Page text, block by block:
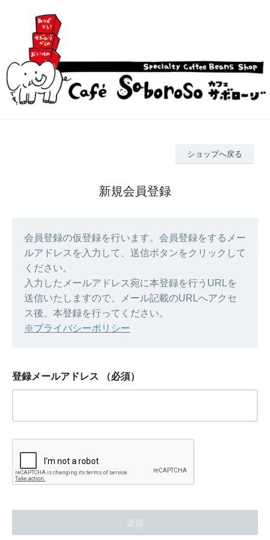
ショップへ戻る
新規会員登録
会員登録の仮登録を行います。会員登録をするメー
ルアドレスを入力して、送信ボタンをクリックして
ください。
入力したメールアドレス宛に本登録を行うURLを
送信いたしますので、メール記載のURLへアクセ
ス後、本登録を行ってください。
※プライバシーポリシー
登録メールアドレス （必須）